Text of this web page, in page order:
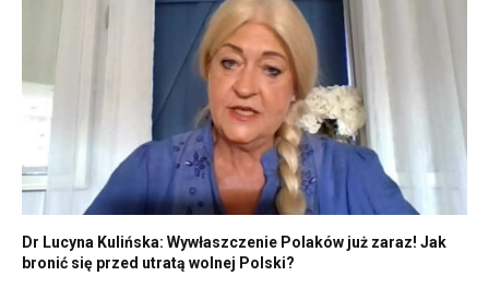
Dr Lucyna Kulińska: Wywłaszczenie Polaków już zaraz! Jak
bronić się przed utratą wolnej Polski?